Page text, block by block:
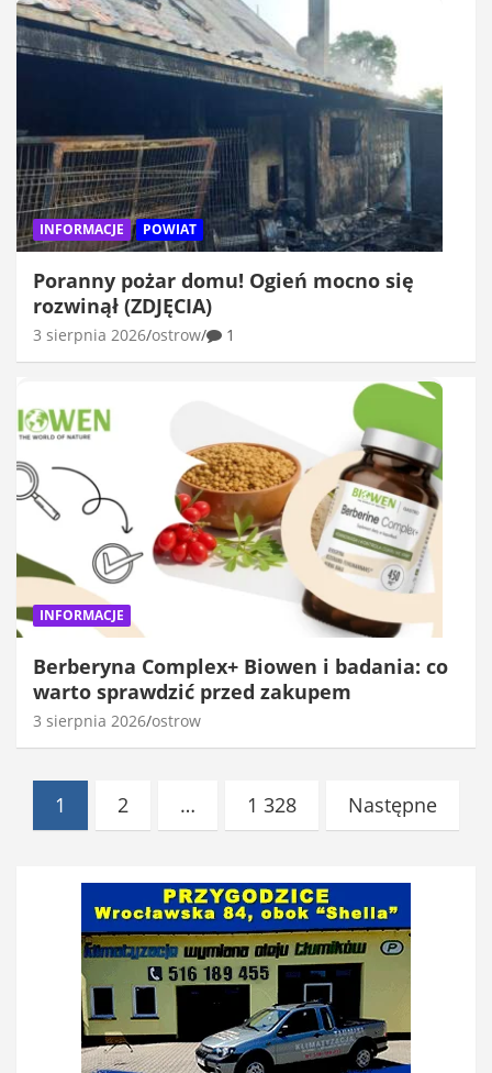
INFORMACJE POWIAT
Poranny pożar domu! Ogień mocno się
rozwinął (ZDJĘCIA)
3 sierpnia 2026 ostrow 1
INFORMACJE
Berberyna Complex+ Biowen i badania: co
warto sprawdzić przed zakupem
3 sierpnia 2026 ostrow
Stronicowanie
wpisów
1 2 … 1 328 Następne